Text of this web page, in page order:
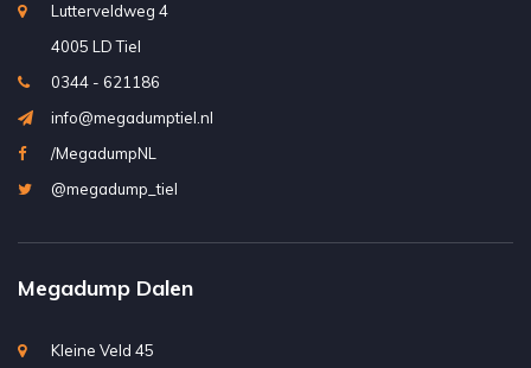
Lutterveldweg 4
4005 LD Tiel
0344 - 621186
info@megadumptiel.nl
/MegadumpNL
@megadump_tiel
Megadump Dalen
Kleine Veld 45